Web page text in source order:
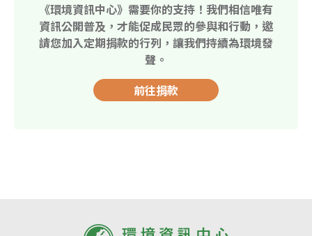
《環境資訊中心》需要你的支持！我們相信唯有
資訊公開普及，才能促成民眾的參與和行動，邀
請您加入定期捐款的行列，讓我們持續為環境發
聲。
前往捐款